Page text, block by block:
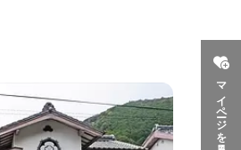
マイページを見る